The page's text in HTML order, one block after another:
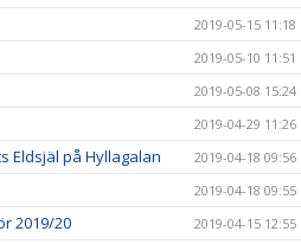
2019-05-15 11:18
2019-05-10 11:51
2019-05-08 15:24
2019-04-29 11:26
Eldsjäl på Hyllagalan 2019-04-18 09:56
2019-04-18 09:55
2019/20 2019-04-15 12:55